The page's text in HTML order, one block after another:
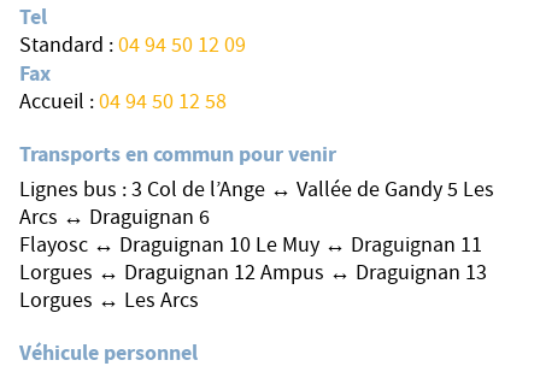
Tel
Standard :04 94 50 12 09
Fax
Accueil :04 94 50 12 58
Transports en commun pour venir
Lignes bus : 3 Col de l’Ange ↔ Vallée de Gandy 5 Les
Arcs ↔ Draguignan 6
Flayosc ↔ Draguignan 10 Le Muy ↔ Draguignan 11
Lorgues ↔ Draguignan 12 Ampus ↔ Draguignan 13
Lorgues ↔ Les Arcs
Véhicule personnel